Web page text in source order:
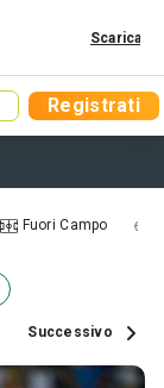
Scarica
Registrati
Fuori Campo
Successivo